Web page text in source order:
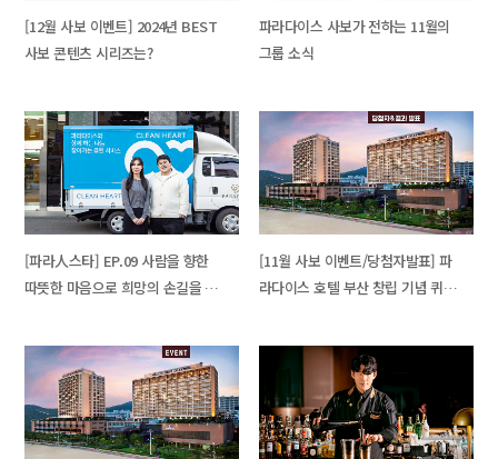
[12월 사보 이벤트] 2024년 BEST
사보 콘텐츠 시리즈는?
파라다이스 사보가 전하는 11월의
그룹 소식
[파라人스타] EP.09 사람을 향한
따뜻한 마음으로 희망의 손길을 전
컨트리뷰터
[11월 사보 이벤트/당첨자발표] 파
라다이스 호텔 부산 창립 기념 퀴